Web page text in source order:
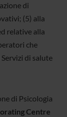
di
(5) alla
relative alla
che
di salute
di Psicologia
Centre